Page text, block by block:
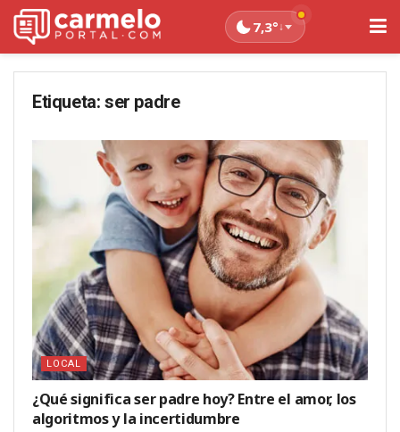
7,3°↓
Etiqueta: ser padre
LOCAL
¿Qué significa ser padre hoy? Entre el amor, los
algoritmos y la incertidumbre